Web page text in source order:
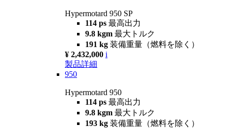
Hypermotard 950 SP
114 ps 最高出力
9.8 kgm 最大トルク
191 kg 装備重量（燃料を除く）
¥ 2,432,000 i
製品詳細
950
Hypermotard 950
114 ps 最高出力
9.8 kgm 最大トルク
193 kg 装備重量（燃料を除く）